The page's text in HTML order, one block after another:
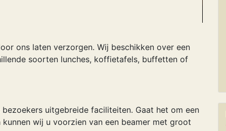
ons laten verzorgen. Wij beschikken over een
soorten lunches, koffietafels, buffetten of
uitgebreide faciliteiten. Gaat het om een
wij u voorzien van een beamer met groot